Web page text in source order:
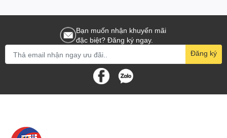
Bạn muốn nhận khuyến mãi
đặc biệt? Đăng ký ngay.
Đăng ký